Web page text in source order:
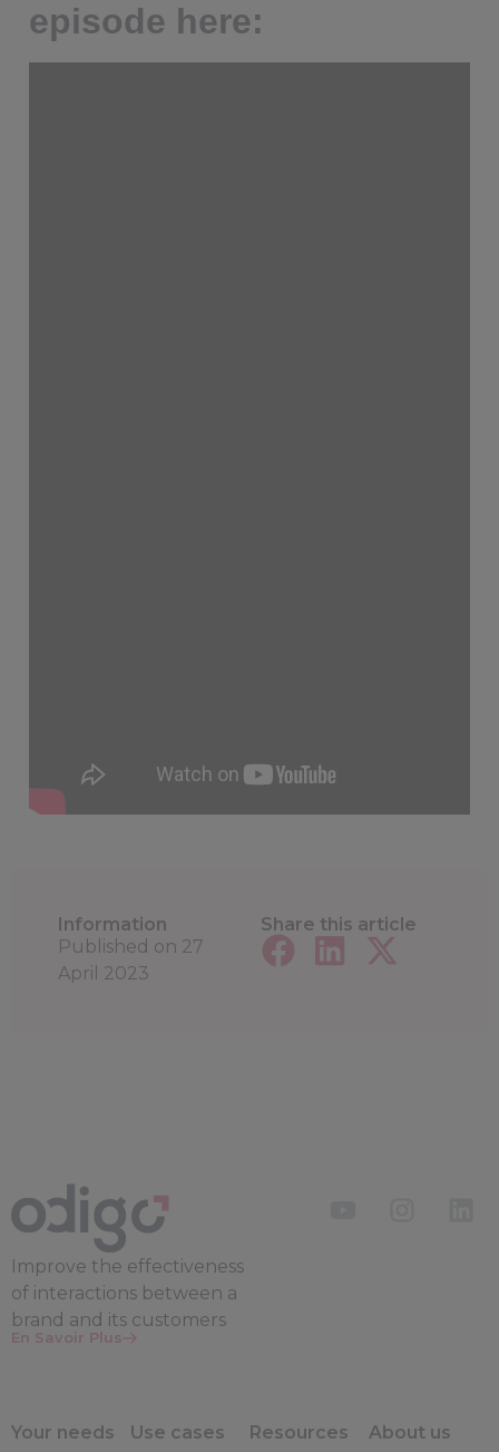
episode here:
Information
Published on 27
April 2023
Share this article
Improve the effectiveness
of interactions between a
brand and its customers
En Savoir Plus
Your needs
Use cases
Resources
About us